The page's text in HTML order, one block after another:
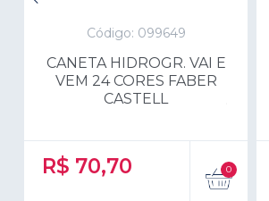
Código: 099649
CANETA HIDROGR. VAI E
VEM 24 CORES FABER
CASTELL
R$ 70,70